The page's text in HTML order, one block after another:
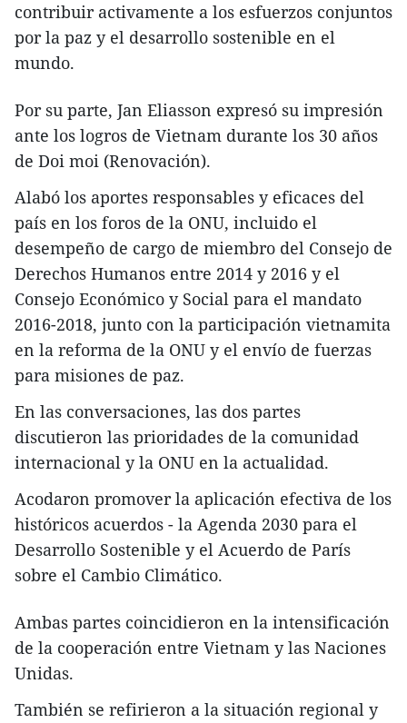
contribuir activamente a los esfuerzos conjuntos
por la paz y el desarrollo sostenible en el
mundo.
Por su parte, Jan Eliasson expresó su impresión
ante los logros de Vietnam durante los 30 años
de Doi moi (Renovación).
Alabó los aportes responsables y eficaces del
país en los foros de la ONU, incluido el
desempeño de cargo de miembro del Consejo de
Derechos Humanos entre 2014 y 2016 y el
Consejo Económico y Social para el mandato
2016-2018, junto con la participación vietnamita
en la reforma de la ONU y el envío de fuerzas
para misiones de paz.
En las conversaciones, las dos partes
discutieron las prioridades de la comunidad
internacional y la ONU en la actualidad.
Acodaron promover la aplicación efectiva de los
históricos acuerdos - la Agenda 2030 para el
Desarrollo Sostenible y el Acuerdo de París
sobre el Cambio Climático.
Ambas partes coincidieron en la intensificación
de la cooperación entre Vietnam y las Naciones
Unidas.
También se refirieron a la situación regional y